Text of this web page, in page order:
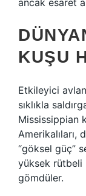
ancak esaret
KUŞU
Etkileyici
sıklıkla
Mississippian
Amerikalıları,
“göksel güç”
yüksek rütbeli
gömdüler.